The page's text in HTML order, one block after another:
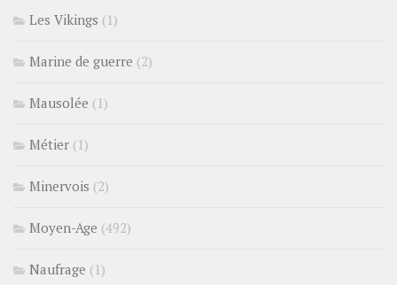
Les Vikings (1)
Marine de guerre (2)
Mausolée (1)
Métier (1)
Minervois (2)
Moyen-Age (492)
Naufrage (1)